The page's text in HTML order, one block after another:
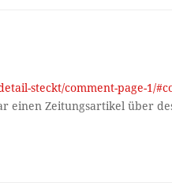
steckt/comment-page-1/
einen Zeitungsartikel über